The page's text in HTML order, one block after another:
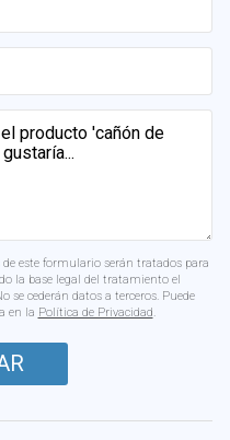
este formulario serán tratados para
la base legal del tratamiento el
cederán datos a terceros. Puede
en la Política de Privacidad.